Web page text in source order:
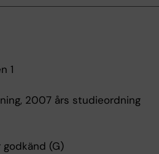
1
2007 års studieordning
godkänd (G)